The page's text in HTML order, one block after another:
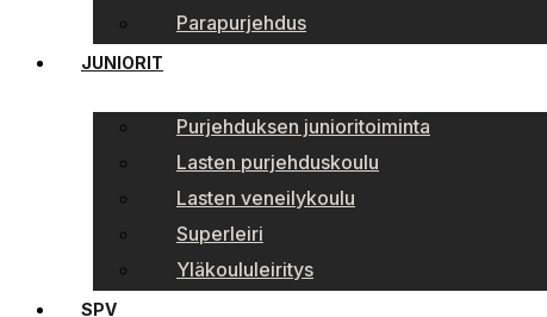
Parapurjehdus
JUNIORIT
Purjehduksen junioritoiminta
Lasten purjehduskoulu
Lasten veneilykoulu
Superleiri
Yläkoululeiritys
SPV